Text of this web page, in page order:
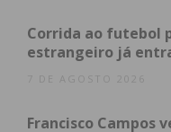
Um
Corrida ao futebol
estrangeiro já
7 DE AGOSTO 2026
Francisco Campos